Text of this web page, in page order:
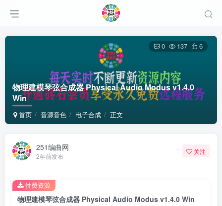
物理建模琴弦合成器 Physical Audio Modus v1.4.0
Win
首页 音源音色 电子合成 正文
0 137 6
251编曲网
2年前发布
关注
物理建模琴弦合成器 Physical Audio Modus v1.4.0 Win
付费资源